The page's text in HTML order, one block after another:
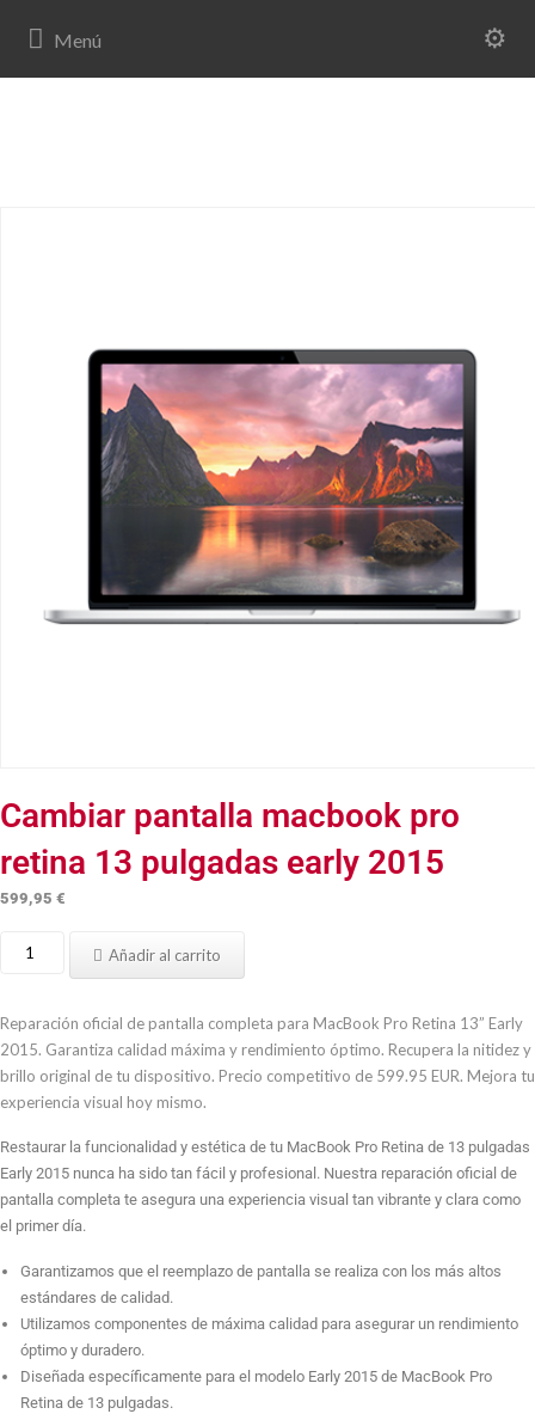
Cambiar pantalla macbook pro
retina 13 pulgadas early 2015
599,95 €
Cambiar
pro
retina
13
pulgadas
2015
cantidad
Añadir al carrito
Reparación oficial de pantalla completa para MacBook Pro Retina 13” Early
2015. Garantiza calidad máxima y rendimiento óptimo. Recupera la nitidez y
brillo original de tu dispositivo. Precio competitivo de 599.95 EUR. Mejora tu
experiencia visual hoy mismo.
Restaurar la funcionalidad y estética de tu MacBook Pro Retina de 13 pulgadas
Early 2015 nunca ha sido tan fácil y profesional. Nuestra reparación oficial de
pantalla completa te asegura una experiencia visual tan vibrante y clara como
el primer día.
Garantizamos que el reemplazo de pantalla se realiza con los más altos
estándares de calidad.
Utilizamos componentes de máxima calidad para asegurar un rendimiento
óptimo y duradero.
Diseñada específicamente para el modelo Early 2015 de MacBook Pro
Retina de 13 pulgadas.